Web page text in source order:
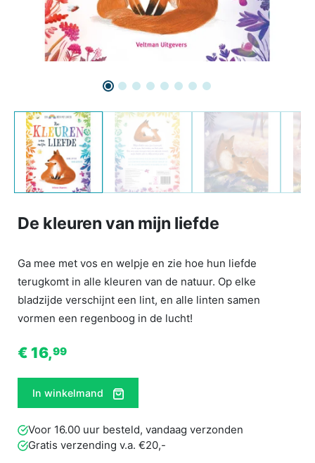
De kleuren van mijn liefde
Ga mee met vos en welpje en zie hoe hun liefde
terugkomt in alle kleuren van de natuur. Op elke
bladzijde verschijnt een lint, en alle linten samen
vormen een regenboog in de lucht!
€ 16,99
In winkelmand
Voor 16.00 uur besteld, vandaag verzonden
Gratis verzending v.a. €20,-